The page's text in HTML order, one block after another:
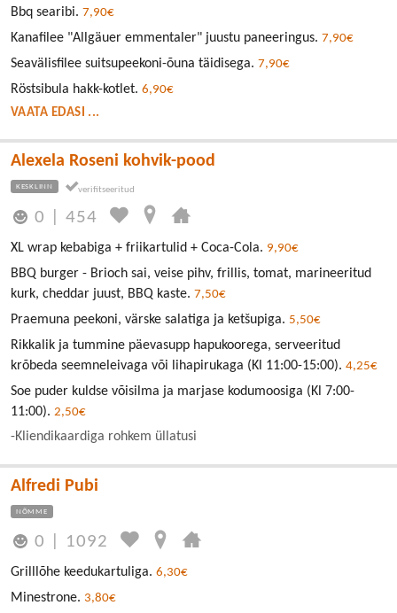
Bbq searibi. 7,90€
Kanafilee "Allgäuer emmentaler" juustu paneeringus. 7,90€
Seavälisfilee suitsupeekoni-õuna täidisega. 7,90€
Röstsibula hakk-kotlet. 6,90€
VAATA EDASI ...
Alexela Roseni kohvik-pood
KESKLINN
0 |454
XL wrap kebabiga + friikartulid + Coca-Cola. 9,90€
BBQ burger - Brioch sai, veise pihv, frillis, tomat, marineeritud
kurk, cheddar juust, BBQ kaste. 7,50€
Praemuna peekoni, värske salatiga ja ketšupiga. 5,50€
Rikkalik ja tummine päevasupp hapukoorega, serveeritud
krõbeda seemneleivaga või lihapirukaga (Kl 11:00-15:00). 4,25€
Soe puder kuldse võisilma ja marjase kodumoosiga (Kl 7:00-
11:00). 2,50€
-Kliendikaardiga rohkem üllatusi
Alfredi Pubi
NÕMME
0 1092
Grilllõhe keedukartuliga. 6,30€
Minestrone. 3,80€